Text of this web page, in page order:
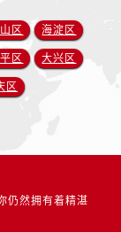
区 海淀区
区 大兴区
区
仍然拥有着精湛